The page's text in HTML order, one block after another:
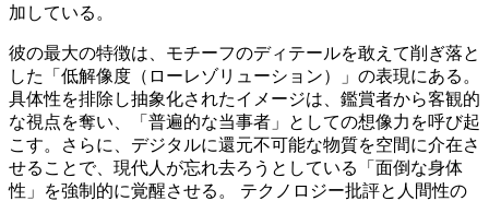
加している。
彼の最大の特徴は、モチーフのディテールを敢えて削ぎ落と
した「低解像度（ローレゾリューション）」の表現にある。
具体性を排除し抽象化されたイメージは、鑑賞者から客観的
な視点を奪い、「普遍的な当事者」としての想像力を呼び起
こす。さらに、デジタルに還元不可能な物質を空間に介在さ
せることで、現代人が忘れ去ろうとしている「面倒な身体
性」を強制的に覚醒させる。 テクノロジー批評と人間性の